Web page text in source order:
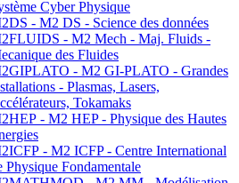
Cyber Physique
- M2 DS - Science des données
- M2 Mech - Maj. Fluids -
des Fluides
- M2 GI-PLATO - Grandes
- Plasmas, Lasers,
Tokamaks
- M2 HEP - Physique des Hautes
- M2 ICFP - Centre International
Physique Fondamentale